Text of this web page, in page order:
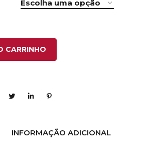
CARRINHO
INFORMAÇÃO ADICIONAL